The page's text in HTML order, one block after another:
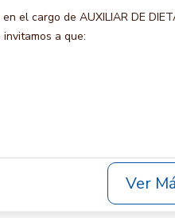
el cargo de AUXILIAR DE
a que:
Ver